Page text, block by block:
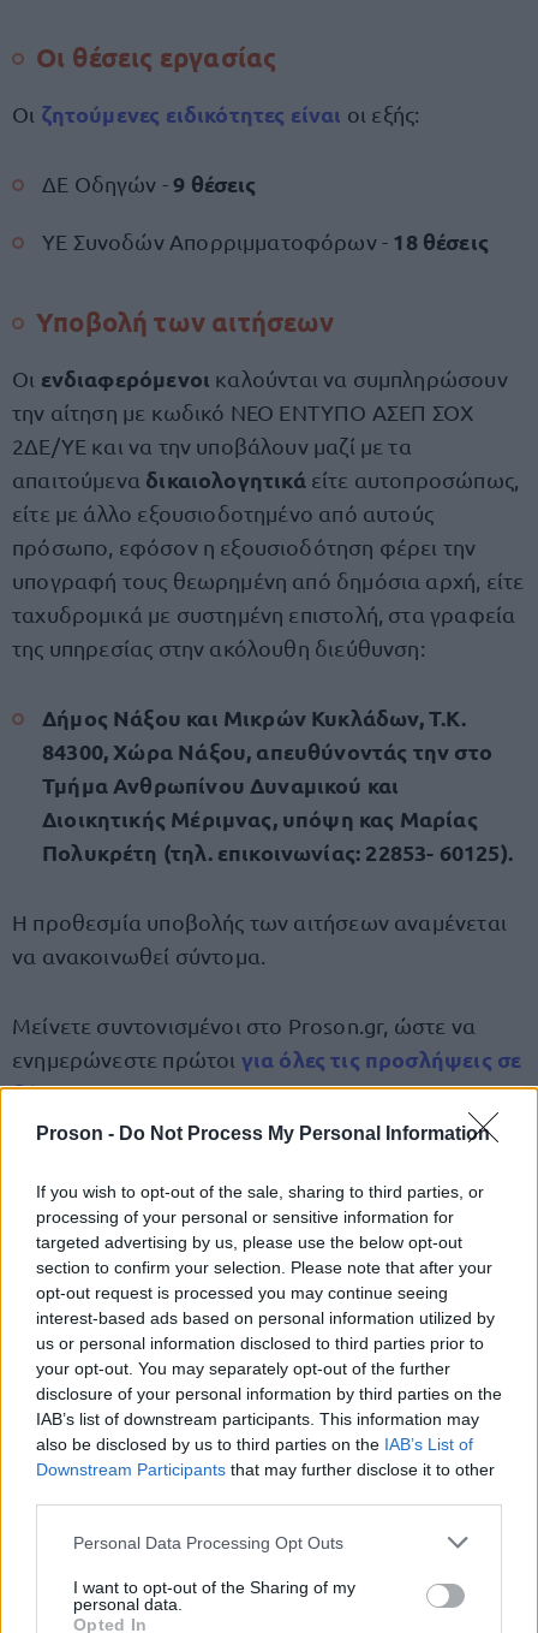
Proson - Do Not Process My Personal Information
If you wish to opt-out of the sale, sharing to third parties, or
processing of your personal or sensitive information for
targeted advertising by us, please use the below opt-out
section to confirm your selection. Please note that after your
opt-out request is processed you may continue seeing
interest-based ads based on personal information utilized by
us or personal information disclosed to third parties prior to
your opt-out. You may separately opt-out of the further
disclosure of your personal information by third parties on the
IAB’s list of downstream participants. This information may
also be disclosed by us to third parties on the IAB’s List of
Downstream Participants that may further disclose it to other
Please note that this website/app uses one or more Google
not limited to your visit or usage behaviour. You may click to
grant or deny consent to Google and its third-party tags to
Personal Data Processing Opt Outs
I want to opt-out of the Sharing of my
personal data.
Opted In
Οι θέσεις εργασίας
Οι ζητούμενες ειδικότητες είναι οι εξής:
ΔΕ Οδηγών -9 θέσεις
ΥΕ Συνοδών Απορριμματοφόρων - 18 θέσεις
Υποβολή των αιτήσεων
Οι ενδιαφερόμενοι καλούνται να συμπληρώσουν
την αίτηση με κωδικό ΝΕΟ ΕΝΤΥΠΟ ΑΣΕΠ ΣΟΧ
2ΔΕ/ΥΕ και να την υποβάλουν μαζί με τα
απαιτούμενα δικαιολογητικά είτε αυτοπροσώπως,
είτε με άλλο εξουσιοδοτημένο από αυτούς
πρόσωπο, εφόσον η εξουσιοδότηση φέρει την
υπογραφή τους θεωρημένη από δημόσια αρχή, είτε
ταχυδρομικά με συστημένη επιστολή, στα γραφεία
της υπηρεσίας στην ακόλουθη διεύθυνση:
Δήμος Νάξου και Μικρών Κυκλάδων, Τ.Κ.
84300, Χώρα Νάξου, απευθύνοντάς την στο
Τμήμα Ανθρωπίνου Δυναμικού και
Διοικητικής Μέριμνας, υπόψη κας Μαρίας
Πολυκρέτη (τηλ. επικοινωνίας: 22853- 60125).
​​​​​​​Η προθεσμία υποβολής των αιτήσεων αναμένεται
να ανακοινωθεί σύντομα.
Μείνετε συντονισμένοι στο Proson.gr, ώστε να
ενημερώνεστε πρώτοι για όλες τις προσλήψεις σε
δήμους.
ΑΣΕΠ: Πιστοποίηση Αγγλικών σε
μόνο 2 ημέρες στα χέρια σας
ΑΣΕΠ: Εξ αποστάσεως η πιο Εύκολη
μέρες